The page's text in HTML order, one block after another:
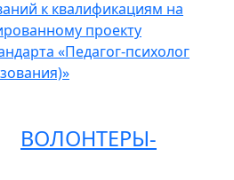
к квалификациям на
проекту
«Педагог-психолог
ВОЛОНТЕРЫ-